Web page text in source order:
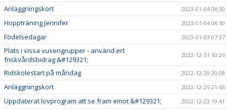
Anläggningskort 2023-01-04 08:50
Hoppträning Jennifer 2023-01-04 08:50
Födelsedagar 2023-01-03 07:37
Plats i vissa vuxengrupper - använd ert
friskvårdsbidrag &#129321;
2022-12-31 10:26
Ridskolestart på måndag 2022-12-29 20:08
Anläggningskort 2022-12-25 21:43
Uppdaterat lovprogram att se fram emot &#129321; 2022-12-23 19:41